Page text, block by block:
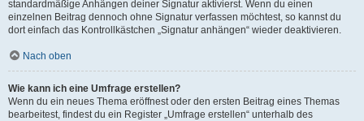
standardmäßige Anhängen deiner Signatur aktivierst. Wenn du einen
einzelnen Beitrag dennoch ohne Signatur verfassen möchtest, so kannst du
dort einfach das Kontrollkästchen „Signatur anhängen“ wieder deaktivieren.
Nach oben
Wie kann ich eine Umfrage erstellen?
Wenn du ein neues Thema eröffnest oder den ersten Beitrag eines Themas
bearbeitest, findest du ein Register „Umfrage erstellen“ unterhalb des